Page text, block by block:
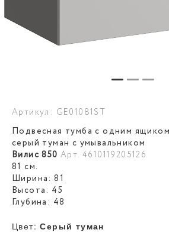
Артикул: GE01081ST
Подвесная тумба с одним
серый туман с умывальником
Вилис 850 Арт. 4610119205126
81 см.
Ширина: 81
Высота: 45
Глубина: 48
Цвет: Серый туман